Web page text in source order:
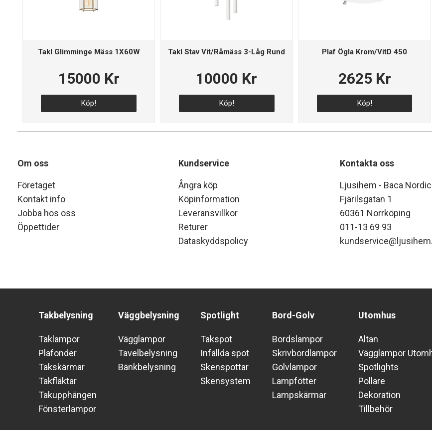
Takl Glimminge Mäss 1X60W
15000 Kr
Köp!
Takl Stav Vit/Råmäss 3-Låg Rund
10000 Kr
Köp!
Plaf Ögla Krom/VitD 450
2625 Kr
Köp!
Om oss
Företaget
Kontakt info
Jobba hos oss
Öppettider
Kundservice
Ångra köp
Köpinformation
Leveransvillkor
Returer
Dataskyddspolicy
Kontakta oss
Ljusihem - Baca Nordic
Fjärilsgatan 1
60361 Norrköping
011-13 69 93
Takbelysning
Taklampor
Plafonder
Takskärmar
Takfläktar
Takupphängen
Fönsterlampor
Väggbelysning
Vägglampor
Tavelbelysning
Bänkbelysning
Spotlight
Takspot
Infällda spot
Skenspottar
Skensystem
Bord-Golv
Bordslampor
Skrivbordlampor
Golvlampor
Lampfötter
Lampskärmar
Utomhus
Altan
Vägglampor
Spotlights
Pollare
Dekoration
Tillbehör